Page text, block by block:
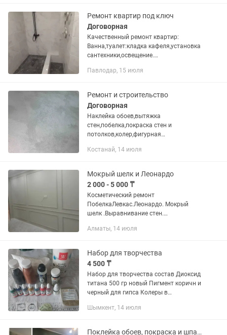
Ремонт квартир под ключ
Договорная
Качественный ремонт квартир:
Ванна,туалет:кладка кафеля,установка
сантехники,освещение.
стен,потолков,колер,обои,панели,
Павлодар, 15 июля
Ремонт и строительство
Договорная
Наклейка обоев,вытяжка
стен,побелка,покраска стен и
потолков,колер,фигурная
Костанай, 14 июля
Мокрый шелк и Леонардо
2 000 - 5 000 ₸
Косметический ремонт
ПобелкаЛевкас.Леонардо. Мокрый
шелк .Выравнивание стен.
уборкой .. Обои.Все качественно
Алматы, 14 июля
Набор для творчества
4 500 ₸
Набор для творчества состав Диоксид
титана 500 гр новый Пигмент коричн и
черный для гипса Колеры в
эпоксидки Лак каденс аква стоун Лак
Шымкент, 14 июля
Поклейка обоев, покраска и шпаклевка стен